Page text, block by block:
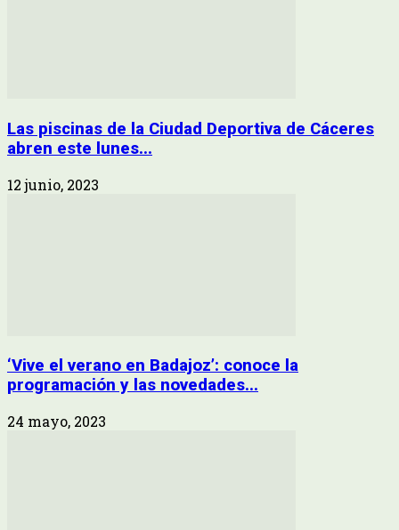
Las piscinas de la Ciudad Deportiva de Cáceres
abren este lunes...
12 junio, 2023
‘Vive el verano en Badajoz’: conoce la
programación y las novedades...
24 mayo, 2023